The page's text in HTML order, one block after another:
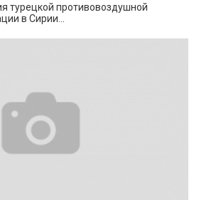
турецкой противовоздушной
в Сирии...